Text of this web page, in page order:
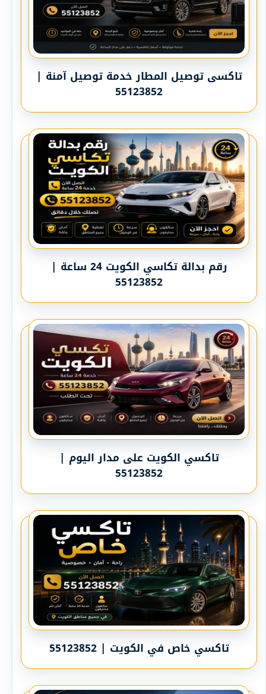
تاكسى توصيل المطار خدمة توصيل آمنة |
55123852
رقم بدالة تكاسي الكويت 24 ساعة |
55123852
تاكسي الكويت على مدار اليوم |
55123852
تاكسي خاص في الكويت | 55123852